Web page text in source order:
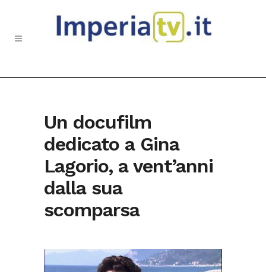
Un docufilm
dedicato a Gina
Lagorio, a vent’anni
dalla sua
scomparsa